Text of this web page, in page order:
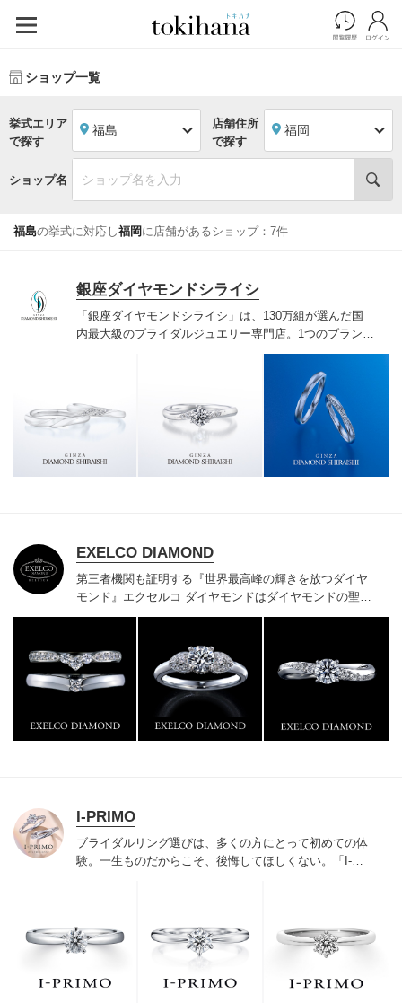
ショップ一覧
挙式エリア
で探す
福島
店舗住所
で探す
福岡
ショップ名
福島の挙式に対応し福岡 に店舗があるショップ：7件
銀座ダイヤモンドシライシ
「銀座ダイヤモンドシライシ」は、130万組が選んだ国
内最大級のブライダルジュエリー専門店。1つのブランド
では国内最大級の700種類以上の豊富なデザインを取り
揃え、ふたりの「似合う」と「好き」を同時に叶えた満
足の選択ができる指輪をご提案しています。多くのお客
様にご満足いただけている、一生身に着けるための指輪
のクオリティや購入後のアフターサービスをぜひ一度店
頭でお確かめください。
EXELCO DIAMOND
第三者機関も証明する『世界最高峰の輝きを放つダイヤ
モンド』 エクセルコ ダイヤモンドはダイヤモンドの聖地
ベルギー発祥で200年以上の歴史がある真のカッターズ
門店としてリングのデザインや品質にもこだわっていま
す。おふたりに本物の輝きを一生身に着けていただきた
い想いで「ヴァージン・ダイヤモンド」「ハードプラチ
ナ」「保証内容」にこだわっています。
I-PRIMO
ブライダルリング選びは、多くの方にとって初めての体
験。一生ものだからこそ、後悔してほしくない。「I-
でお待ちしております。リング選びの最初の一歩をご一
緒に。まずは、アイプリモへ。